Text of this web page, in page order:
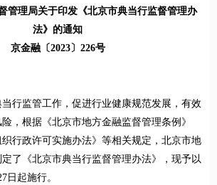
管理局关于印发《北京市典当行监督管理办
法》的通知
京金融〔2023〕226号
行监管工作，促进行业健康规范发展，有效
，根据《北京市地方金融监督管理条例》
织行政许可实施办法》等相关规定，北京市地
了《北京市典当行监督管理办法》，现予以
日起施行。